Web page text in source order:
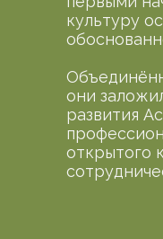
культуру
они
развития
открытого